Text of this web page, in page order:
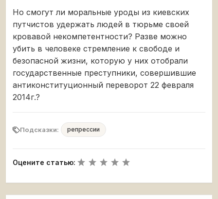
Но смогут ли моральные уроды из киевских
путчистов удержать людей в тюрьме своей
кровавой некомпетентности? Разве можно
убить в человеке стремление к свободе и
безопасной жизни, которую у них отобрали
государственные преступники, совершившие
антиконституционный переворот 22 февраля
2014г.?
Подсказки: репрессии
Оцените статью: